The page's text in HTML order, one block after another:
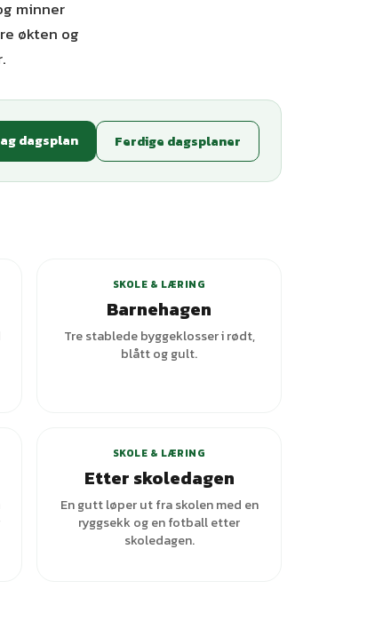
minner
økten og
dagsplan Ferdige dagsplaner
SKOLE & LÆRING
Barnehagen
Tre stablede byggeklosser i rødt,
blått og gult.
SKOLE & LÆRING
Etter skoledagen
En gutt løper ut fra skolen med en
ryggsekk og en fotball etter
skoledagen.